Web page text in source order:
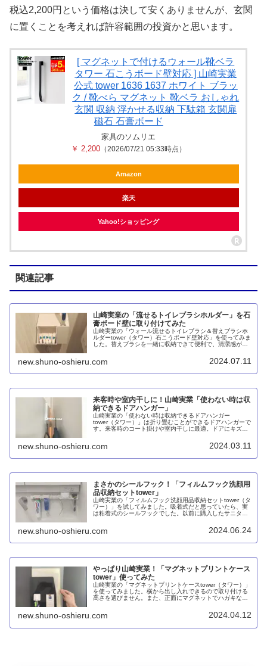
税込2,200円という価格は決して安くありませんが、玄関
に置くことを考えれば許容範囲の投資かと思います。
[ マグネットで付けるウォール靴ベラ
タワー 石こうボード壁対応 ] 山崎実業
公式 tower 1636 1637 ホワイト ブラッ
ク / 靴べら マグネット 靴ベラ おしゃれ
玄関 収納 浮かせる収納 下駄箱 玄関扉
磁石 石膏ボード
家具のソムリエ
￥ 2,200 （2026/07/21 05:33時点）
Amazon
楽天
Yahoo!ショッピング
関連記事
山崎実業の「流せるトイレブラシホルダー」を石
膏ボード壁に取り付けてみた
山崎実業の「ウォール流せるトイレブラシ＆替えブラシホ
ルダーtower（タワー）石こうボード壁対応」を使ってみま
した。替えブラシを一緒に収納できて便利で、清潔感があ
new.shuno-oshieru.com 2024.07.11
来客時や室内干しに！山崎実業「使わない時は収
納できるドアハンガー」
山崎実業の「使わない時は収納できるドアハンガー
tower（タワー）」は折り畳むことができるドアハンガーで
す。来客時のコート掛けや室内干しに最適。ドアにキズが
も上々で、100均のものとは全然違います。
new.shuno-oshieru.com 2024.03.11
まさかのシールフック！「フィルムフック洗顔用
品収納セットtower」
山崎実業の「フィルムフック洗顔用品収納セットtower（タ
ワー）」を試してみました。吸着式だと思っていたら、実
は粘着式のシールフックでした。以前に購入したサニタリ
new.shuno-oshieru.com 2024.06.24
やっぱり山崎実業！「マグネットプリントケース
tower」使ってみた
山崎実業の「マグネットプリントケースtower（タワー）」
を使ってみました。横から出し入れできるので取り付ける
高さを選びません。また、正面にマグネットでハガキなど
納しやすいです。磁力がとても強力でズリ落ちません。
new.shuno-oshieru.com 2024.04.12